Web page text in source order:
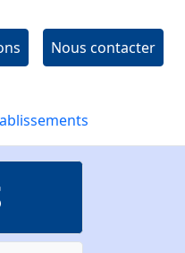
Nous contacter